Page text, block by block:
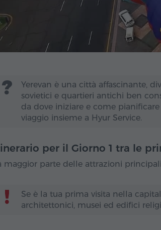
Yerevan è una città affascinante,
sovietici e quartieri antichi ben
da dove iniziare e come
viaggio insieme a Hyur Service.
per il Giorno 1 tra le
maggior parte delle attrazioni
Se è la tua prima visita nella
architettonici, musei ed edifici